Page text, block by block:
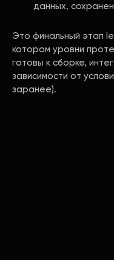
данных,
Это финальный этап
котором уровни
готовы к сборке,
зависимости от
заранее).